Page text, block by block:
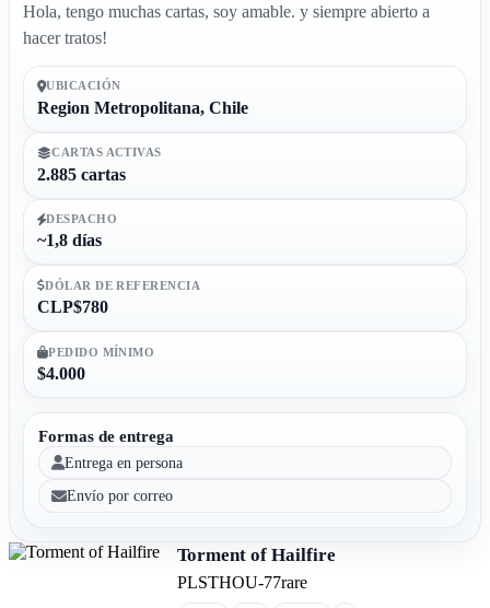
Hola, tengo muchas cartas, soy amable. y siempre abierto a
hacer tratos!
UBICACIÓN
Region Metropolitana, Chile
CARTAS ACTIVAS
2.885 cartas
DESPACHO
~1,8 días
DÓLAR DE REFERENCIA
CLP$780
PEDIDO MÍNIMO
$4.000
Formas de entrega
Entrega en persona
Envío por correo
Torment of Hailfire
PLSTHOU-77rare